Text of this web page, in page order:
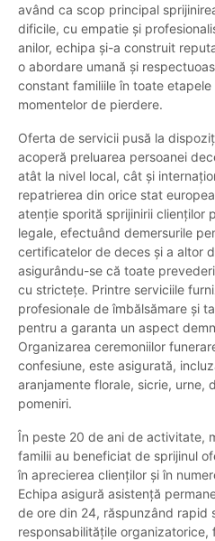
având ca scop principal
dificile, cu empatie și
anilor, echipa și-a construit
o abordare umană și
constant familiile în toate
momentelor de pierdere.
Oferta de servicii pusă la
acoperă preluarea persoanei
atât la nivel local, cât și
repatrierea din orice stat
atenție sporită sprijinirii clienților
legale, efectuând demersurile
certificatelor de deces și a altor
asigurându-se că toate
cu strictețe. Printre serviciile
profesionale de îmbălsămare și
pentru a garanta un aspect
Organizarea ceremoniilor
confesiune, este asigurată,
aranjamente florale, sicrie, urne,
pomeniri.
În peste 20 de ani de activitate,
familii au beneficiat de sprijinul
în aprecierea clienților și în
Echipa asigură asistență
de ore din 24, răspunzând rapid
responsabilitățile